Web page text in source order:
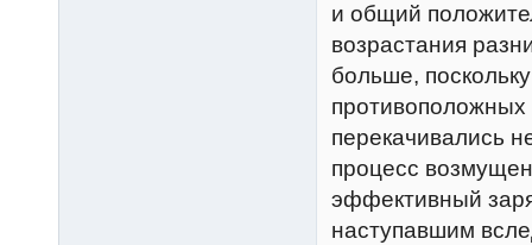
и общий
возрастания
больше,
противоположных
перекачивались
процесс
эффективный
наступавшим